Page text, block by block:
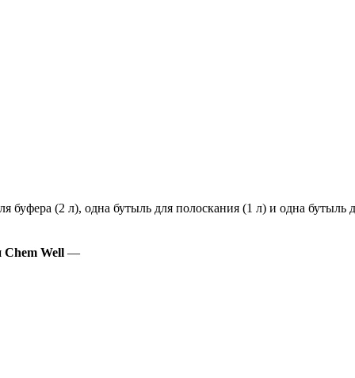
буфера (2 л), одна бутыль для полоскания (1 л) и одна бутыль
Chem Well —